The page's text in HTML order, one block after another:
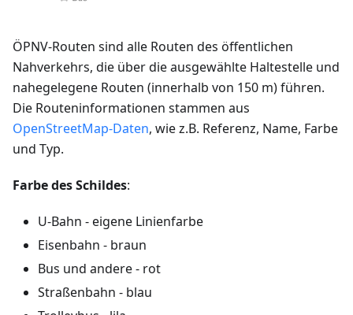
ÖPNV-Routen sind alle Routen des öffentlichen
Nahverkehrs, die über die ausgewählte Haltestelle und
nahegelegene Routen (innerhalb von 150 m) führen.
Die Routeninformationen stammen aus
OpenStreetMap-Daten, wie z.B. Referenz, Name, Farbe
und Typ.
Farbe des Schildes:
U-Bahn - eigene Linienfarbe
Eisenbahn - braun
Bus und andere - rot
Straßenbahn - blau